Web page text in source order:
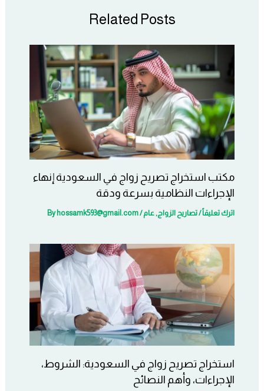
Related Posts
مكتب استخراج تصريح زواج في السعودية إنهاء
الإجراءات النظامية بسرعة ودقة
اترك تعليقاً/تصاريح الزواج,عام/ By
hossamk593@gmail.com
استخراج تصريح زواج في السعودية: الشروط،
الإجراءات، وأهم النصائح